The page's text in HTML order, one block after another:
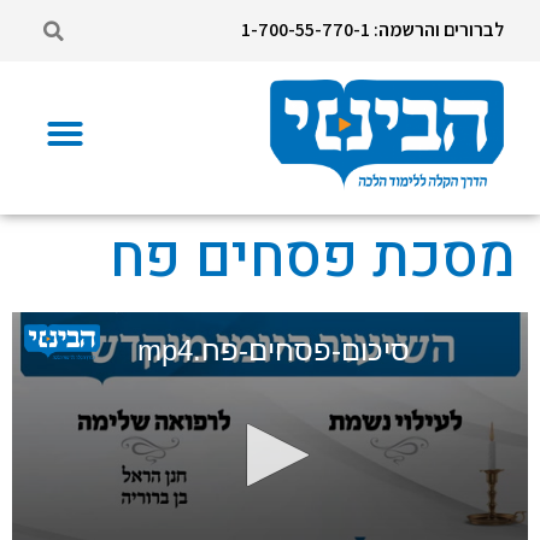
לברורים והרשמה: 1-700-55-770-1
מסכת פסחים פח
סיכום-פסחים-פח.mp4